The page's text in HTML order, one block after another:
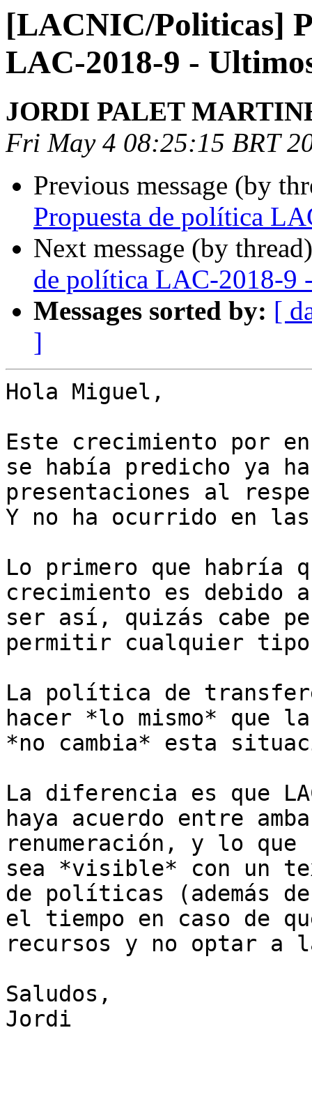
[LACNIC/Politicas]
LAC-2018-9 -
JORDI PALET
Fri May 4 08:25:15 BRT
Previous message (by
Propuesta de política
Next message (by
de política LAC-2018-9
Messages sorted by: [
]
Hola Miguel,
Este crecimiento por
se había predicho ya
presentaciones al
Y no ha ocurrido en
Lo primero que habría
crecimiento es debido
ser así, quizás cabe
permitir cualquier
La política de
hacer *lo mismo* que
*no cambia* esta
La diferencia es que
haya acuerdo entre
renumeración, y lo que
sea *visible* con un
de políticas (además
el tiempo en caso de
recursos y no optar a
Saludos,
Jordi